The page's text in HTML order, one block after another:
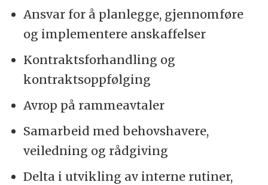
Ansvar for å planlegge, gjennomføre
og implementere anskaffelser
Kontraktsforhandling og
kontraktsoppfølging
Avrop på rammeavtaler
Samarbeid med behovshavere,
veiledning og rådgiving
Delta i utvikling av interne rutiner,